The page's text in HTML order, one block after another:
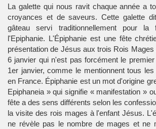
La galette qui nous ravit chaque année a
croyances et de saveurs. Cette galette
gâteau servi traditionnellement pour la
l'Epiphanie. L'Épiphanie est une fête
présentation de Jésus aux trois Rois Mages
6 janvier qui n'est pas forcément le
1er janvier, comme le mentionnent tous
en France. Épiphanie est un mot d'origine
Epiphaneia » qui signifie « manifestation »
fête a des sens différents selon les
la visite des rois mages à l'enfant Jésus.
ne révèle pas le nombre de mages et ne